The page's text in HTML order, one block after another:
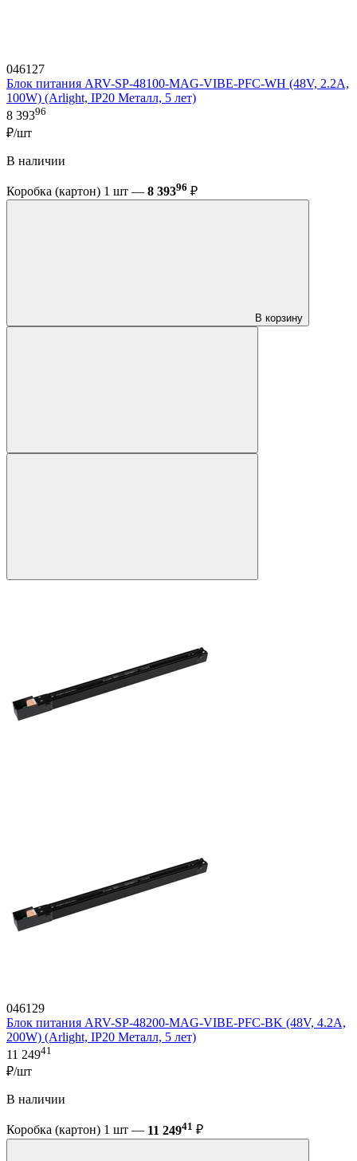
046127
Блок питания ARV-SP-48100-MAG-VIBE-PFC-WH (48V, 2.2A,
100W) (Arlight, IP20 Металл, 5 лет)
8 39396
₽/шт
В наличии
Коробка (картон) 1 шт — 8 39396 ₽
В корзину
046129
Блок питания ARV-SP-48200-MAG-VIBE-PFC-BK (48V, 4.2A,
200W) (Arlight, IP20 Металл, 5 лет)
11 24941
₽/шт
В наличии
Коробка (картон) 1 шт — 11 24941 ₽